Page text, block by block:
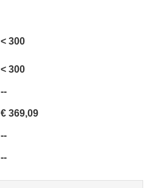
< 300
< 300
--
€ 369,09
--
--